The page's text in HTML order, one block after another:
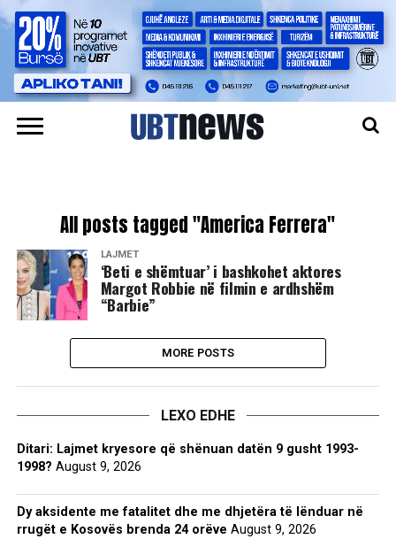
All posts tagged "America Ferrera"
LAJMET
‘Beti e shëmtuar’ i bashkohet aktores
Margot Robbie në filmin e ardhshëm
“Barbie”
MORE POSTS
LEXO EDHE
Ditari: Lajmet kryesore që shënuan datën 9 gusht 1993-
1998? August 9, 2026
Dy aksidente me fatalitet dhe me dhjetëra të lënduar në
rrugët e Kosovës brenda 24 orëve August 9, 2026